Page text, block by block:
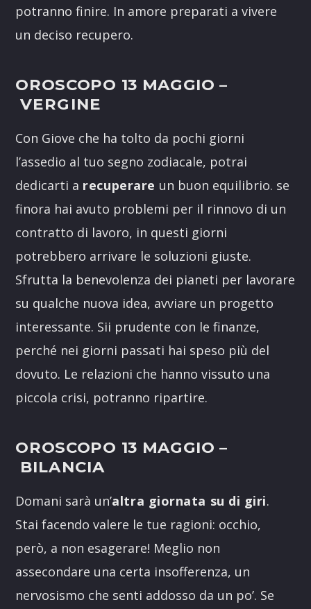
potranno finire. In amore preparati a vivere
un deciso recupero.
OROSCOPO 13 MAGGIO –
VERGINE
Con Giove che ha tolto da pochi giorni
l’assedio al tuo segno zodiacale, potrai
dedicarti a recuperare un buon equilibrio. se
finora hai avuto problemi per il rinnovo di un
contratto di lavoro, in questi giorni
potrebbero arrivare le soluzioni giuste.
Sfrutta la benevolenza dei pianeti per lavorare
su qualche nuova idea, avviare un progetto
interessante. Sii prudente con le finanze,
perché nei giorni passati hai speso più del
dovuto. Le relazioni che hanno vissuto una
piccola crisi, potranno ripartire.
OROSCOPO 13 MAGGIO –
BILANCIA
Domani sarà un’altra giornata su di giri.
Stai facendo valere le tue ragioni: occhio,
però, a non esagerare! Meglio non
assecondare una certa insofferenza, un
nervosismo che senti addosso da un po’. Se